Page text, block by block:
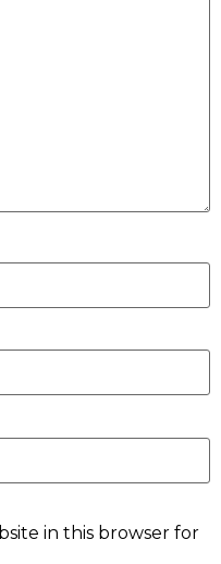
in this browser for